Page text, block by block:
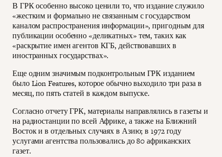
В ГРК особенно высоко ценили то, что издание служило
«жестким и формально не связанным с государством
каналом распространения информации», пригодным для
публикации особенно «деликатных» тем, таких как
«раскрытие имен агентов КГБ, действовавших в
иностранных государствах».
Еще одним значимым подконтрольным ГРК изданием
было Lion Features, которое обычно выходило три раза в
месяц, по пять статей в каждом выпуске.
Согласно отчету ГРК, материалы направлялись в газеты и
на радиостанции по всей Африке, а также на Ближний
Восток и в отдельных случаях в Азию; в 1972 году
услугами агентства пользовались до 80 африканских
газет.